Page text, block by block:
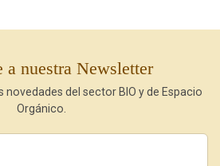
a nuestra Newsletter
novedades del sector BIO y de Espacio
Orgánico.